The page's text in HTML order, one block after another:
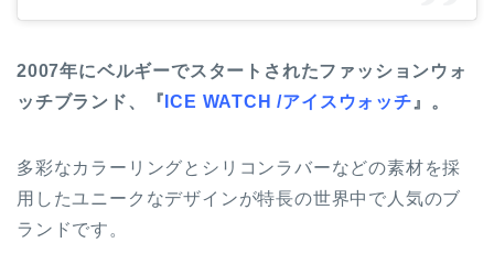
2007年にベルギーでスタートされたファッションウォ
ッチブランド、『 ICE WATCH /アイスウォッチ 』。
多彩なカラーリングとシリコンラバーなどの素材を採
用したユニークなデザインが特長の世界中で人気のブ
ランドです。